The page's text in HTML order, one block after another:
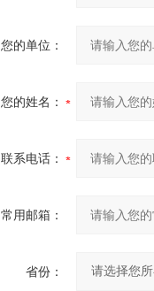
您的单位：
您的姓名：
联系电话：
常用邮箱：
省份：